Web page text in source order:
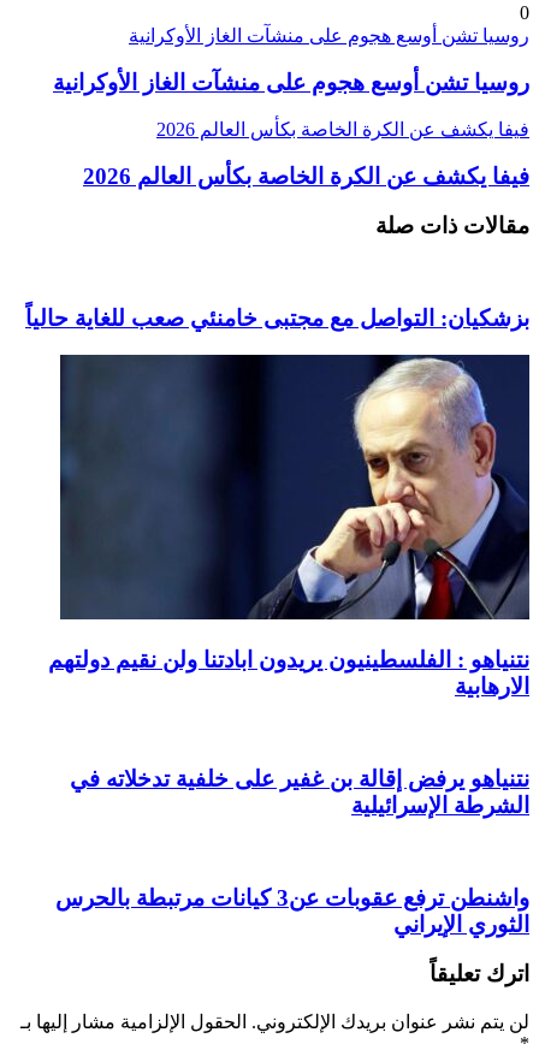
0
روسيا تشن أوسع هجوم على منشآت الغاز الأوكرانية
روسيا تشن أوسع هجوم على منشآت الغاز الأوكرانية
فيفا يكشف عن الكرة الخاصة بكأس العالم 2026
فيفا يكشف عن الكرة الخاصة بكأس العالم 2026
مقالات ذات صلة
بزشكيان: التواصل مع مجتبى خامنئي صعب للغاية حالياً
نتنياهو : الفلسطينيون يريدون ابادتنا ولن نقيم دولتهم
الارهابية
نتنياهو يرفض إقالة بن غفير على خلفية تدخلاته في
الشرطة الإسرائيلية
واشنطن ترفع عقوبات عن3 كيانات مرتبطة بالحرس
الثوري الإيراني
اترك تعليقاً
لن يتم نشر عنوان بريدك الإلكتروني. الحقول الإلزامية مشار إليها بـ
*